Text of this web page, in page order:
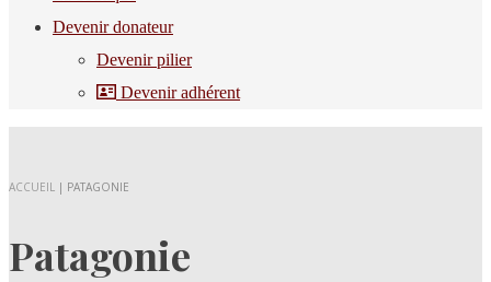
Devenir donateur
Devenir pilier
Devenir adhérent
ACCUEIL | PATAGONIE
Patagonie